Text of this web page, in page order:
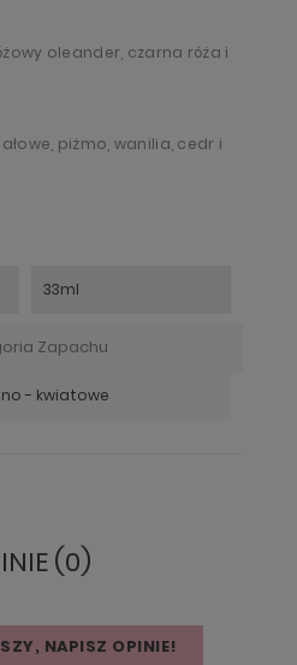
oleander, czarna róża i
piżmo, wanilia, cedr i
33ml
Zapachu
- kwiatowe
(0)
NAPISZ OPINIE!